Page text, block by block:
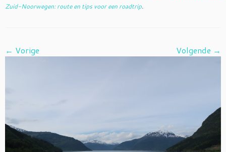
Zuid-Noorwegen: route en tips voor een roadtrip.
← Vorige Volgende →